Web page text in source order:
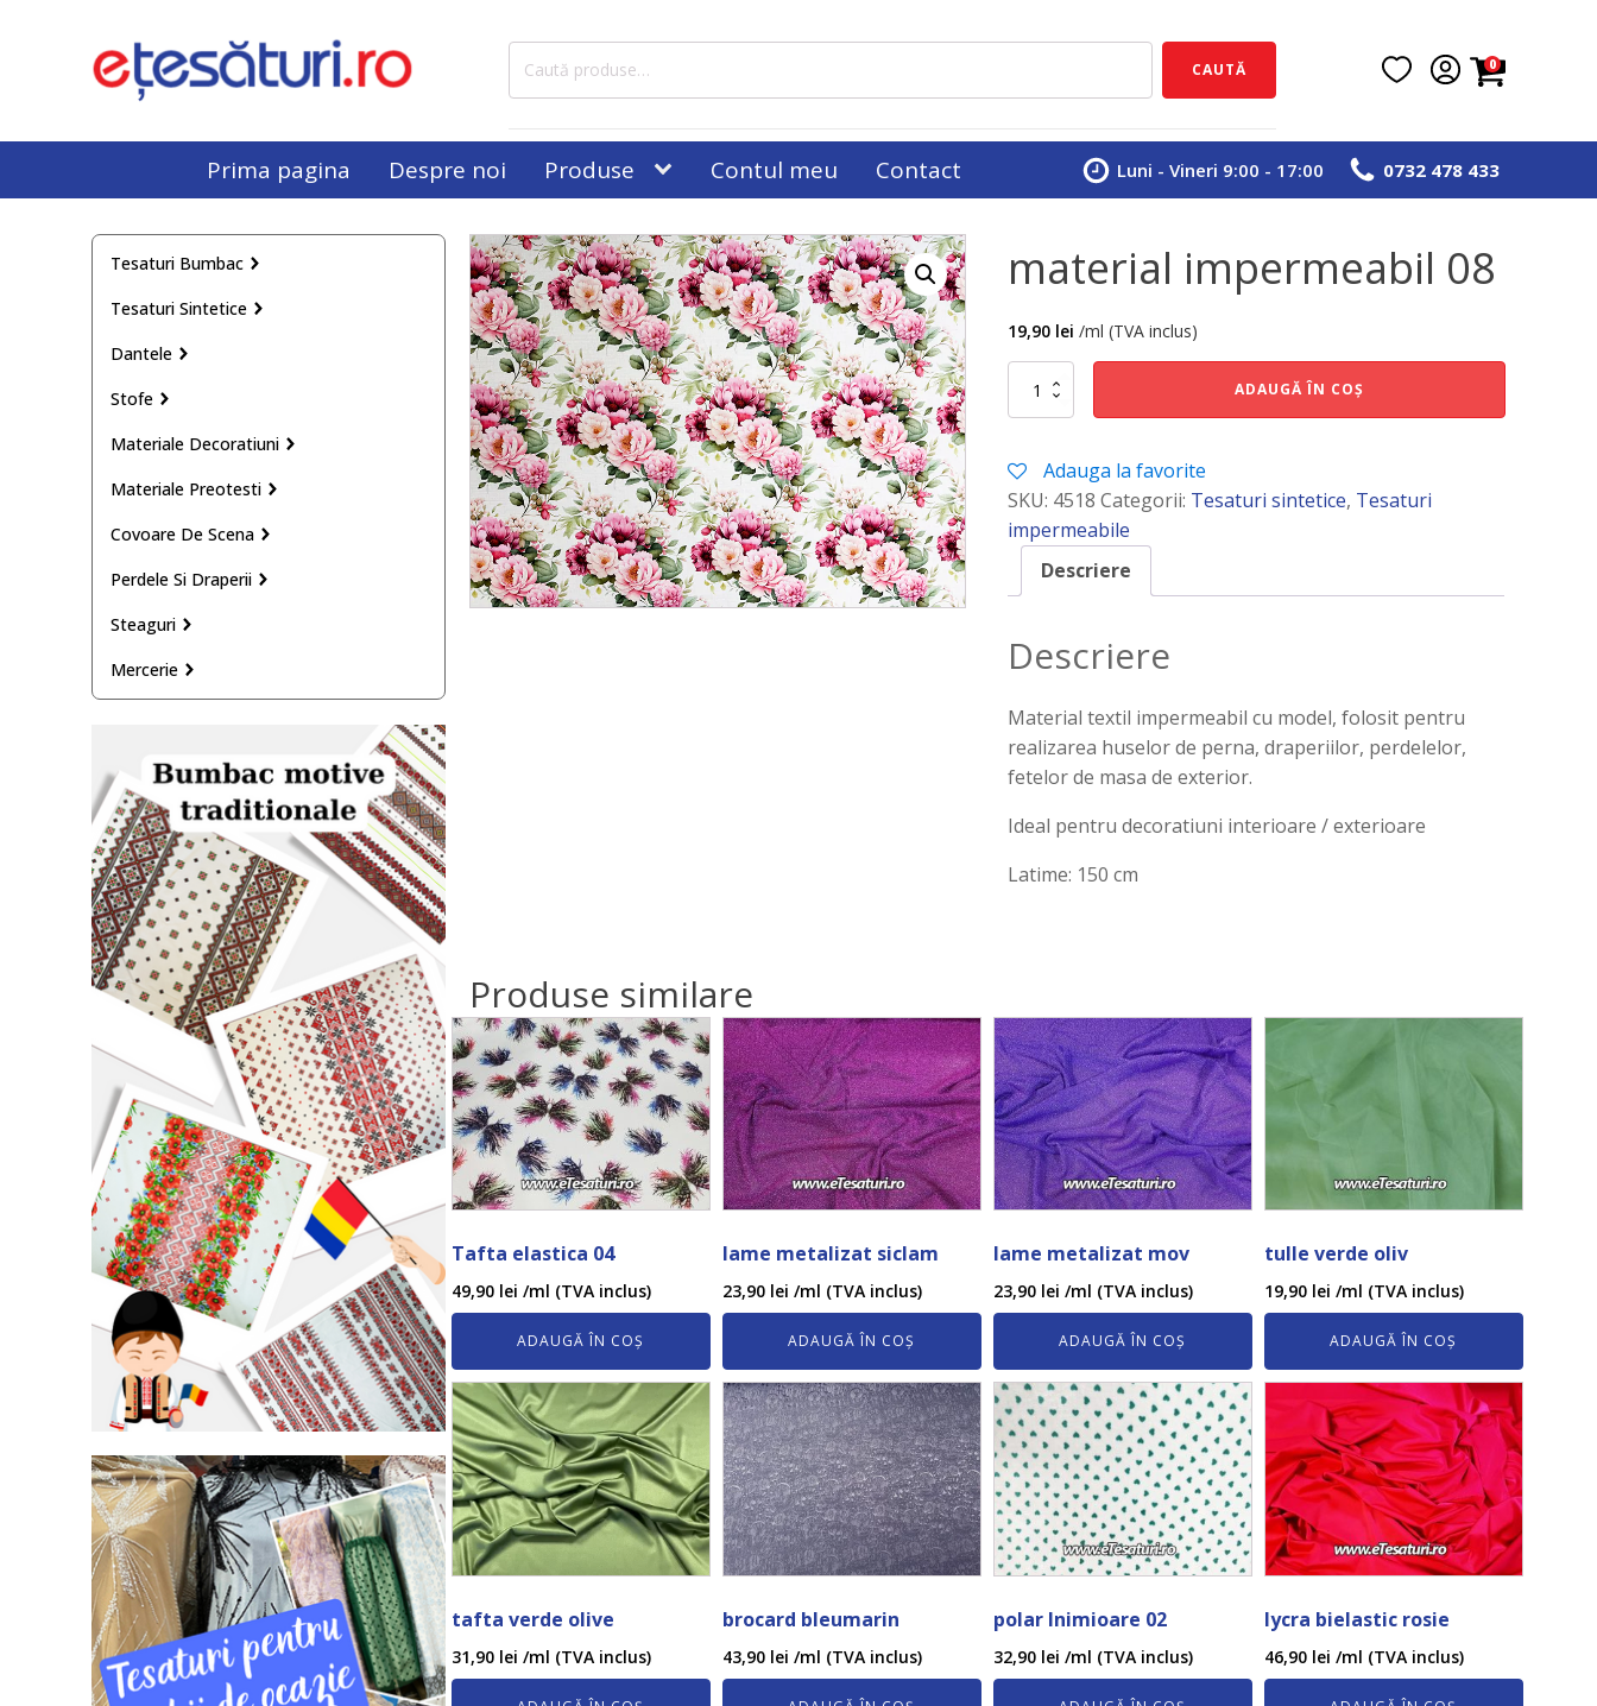
Caută
CAUTĂ 0
Prima pagina Despre noi Produse Contul meu Contact Luni - Vineri 9:00 - 17:00 0732 478 433
Tesaturi Bumbac
Tesaturi Sintetice
Dantele
Stofe
Materiale Decoratiuni
Materiale Preotesti
Covoare De Scena
Perdele Si Draperii
Steaguri
Mercerie
material impermeabil 08
19,90 lei /ml (TVA inclus)
Cantitate
material
ADAUGĂ ÎN COȘ
Adauga la favorite
SKU: 4518 Categorii: Tesaturi sintetice, Tesaturi
impermeabile
Descriere
Descriere
Material textil impermeabil cu model, folosit pentru
realizarea huselor de perna, draperiilor, perdelelor,
fetelor de masa de exterior.
Ideal pentru decoratiuni interioare / exterioare
Latime: 150 cm
Produse similare
Tafta elastica 04
49,90 lei /ml (TVA inclus)
ADAUGĂ ÎN COȘ
lame metalizat siclam
23,90 lei /ml (TVA inclus)
ADAUGĂ ÎN COȘ
lame metalizat mov
23,90 lei /ml (TVA inclus)
ADAUGĂ ÎN COȘ
tulle verde oliv
19,90 lei /ml (TVA inclus)
ADAUGĂ ÎN COȘ
tafta verde olive
31,90 lei /ml (TVA inclus)
brocard bleumarin
43,90 lei /ml (TVA inclus)
polar Inimioare 02
32,90 lei /ml (TVA inclus)
lycra bielastic rosie
46,90 lei /ml (TVA inclus)